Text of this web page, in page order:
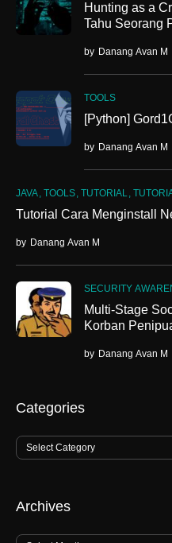
Hunting as a
Tahu Seorang
by Danang Avan M
TOOLS
[Python]
by Danang Avan M
JAVA TOOLS TUTORIAL
Tutorial Cara Menginstall
by Danang Avan M
SECURITY
Multi-Stage
Korban
by Danang Avan M
Categories
Archives